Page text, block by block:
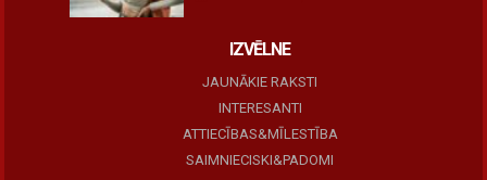
IZVĒLNE
JAUNĀKIE RAKSTI
INTERESANTI
ATTIECĪBAS&MĪLESTĪBA
SAIMNIECISKI&PADOMI